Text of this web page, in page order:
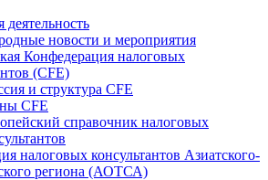
новости и мероприятия
Конфедерация налоговых
(CFE)
и структура CFE
CFE
справочник налоговых
налоговых консультантов Азиатского-
региона (АОТСА)